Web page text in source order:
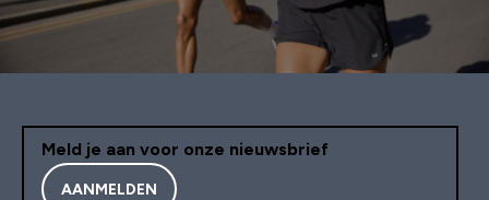
Meld je aan voor onze nieuwsbrief
AANMELDEN